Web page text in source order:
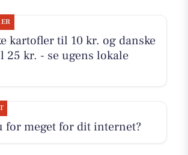
kartofler til 10 kr. og danske
kr. - se ugens lokale
for meget for dit internet?